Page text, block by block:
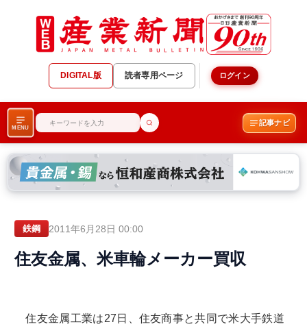
DIGITAL版 読者専用ページ ログイン
MENU
記事ナビ
鉄鋼 2011年6月28日 00:00
住友金属、米車輪メーカー買収
住友金属工業は27日、住友商事と共同で米大手鉄道